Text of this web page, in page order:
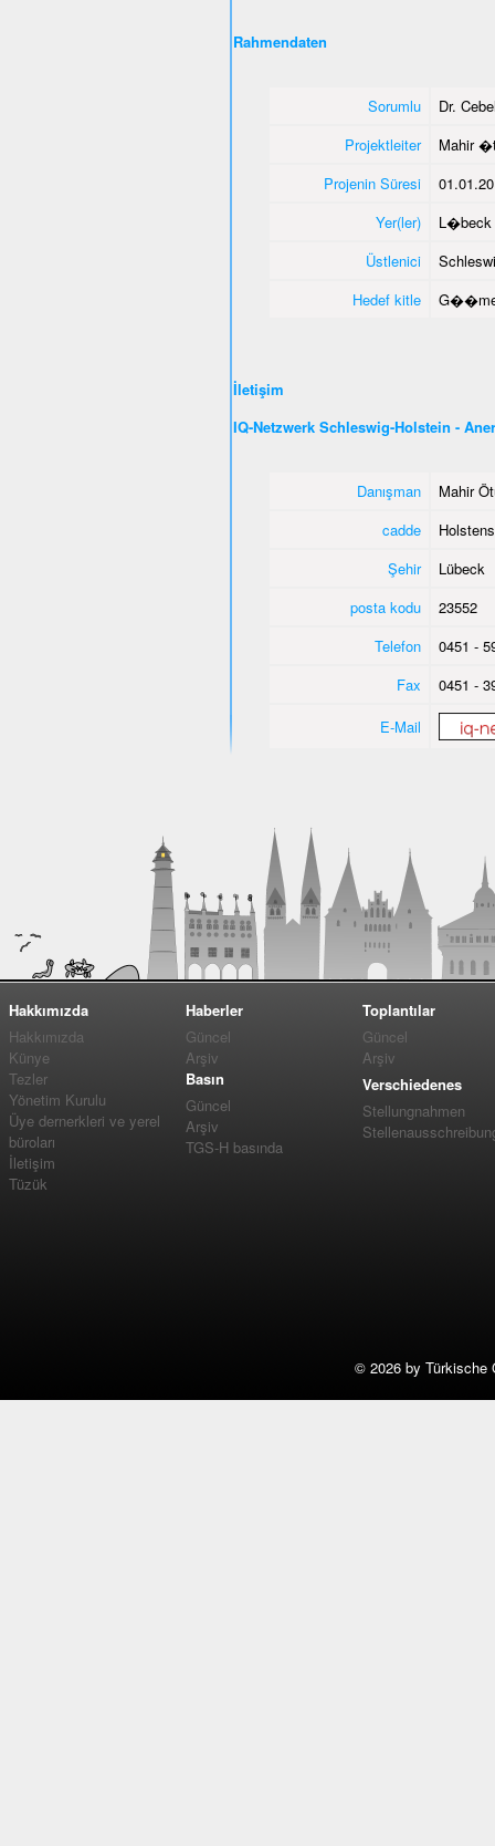
Rahmendaten
Sorumlu
Dr.
Projektleiter
Mahir
Projenin Süresi
Yer(ler)
Üstlenici
Hedef kitle
İletişim
IQ-Netzwerk Schleswig-Holstein -
Danışman
Mahir
cadde
Şehir
Lübeck
posta kodu
23552
Telefon
0451 -
Fax
0451 -
E-Mail
Hakkımızda
Hakkımızda
Künye
Tezler
Yönetim Kurulu
Üye dernerkleri ve yerel
büroları
İletişim
Tüzük
Haberler
Güncel
Arşiv
Basın
Güncel
Arşiv
TGS-H basında
Toplantılar
Güncel
Arşiv
Verschiedenes
Stellungnahmen
© 2026 by Türkische